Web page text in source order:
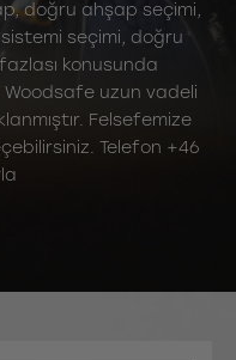
doğru ahşap seçimi,
seçimi, doğru
konusunda
Woodsafe uzun vadeli
Felsefemize
Telefon +46